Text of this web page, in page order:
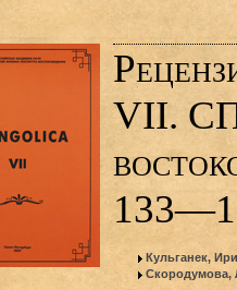
VII.
Кульганек,
Скородумова,